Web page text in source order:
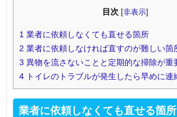
目次 [非表示]
1 業者に依頼しなくても直せる箇所
2 業者に依頼しなければ直すのが難しい箇
3 異物を流さないことと定期的な掃除が重
4 トイレのトラブルが発生したら早めに連
業者に依頼しなくても直せる箇所